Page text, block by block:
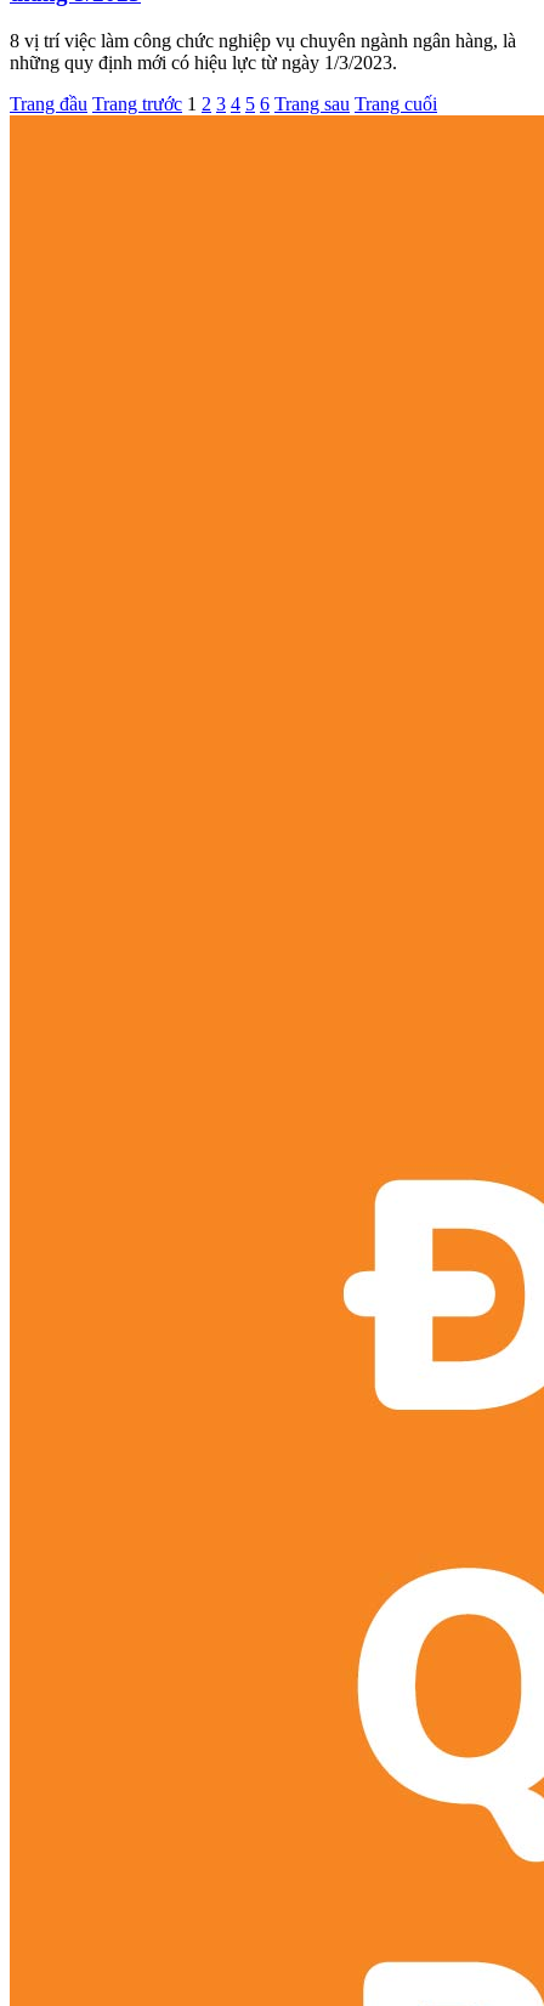
8 vị trí việc làm công chức nghiệp vụ chuyên ngành ngân hàng, là
những quy định mới có hiệu lực từ ngày 1/3/2023.
Trang đầu Trang trước 1 2 3 4 5 6 Trang sau Trang cuối